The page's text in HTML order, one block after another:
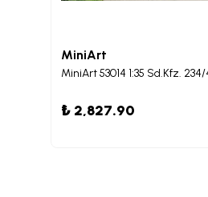
MiniArt
₺ 2,827.90